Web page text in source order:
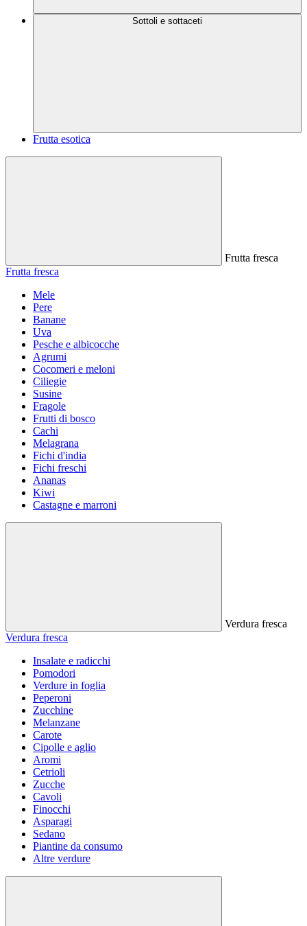
Sottoli e sottaceti
Frutta esotica
Frutta fresca
Frutta fresca
Mele
Pere
Banane
Uva
Pesche e albicocche
Agrumi
Cocomeri e meloni
Ciliegie
Susine
Fragole
Frutti di bosco
Cachi
Melagrana
Fichi d'india
Fichi freschi
Ananas
Kiwi
Castagne e marroni
Verdura fresca
Verdura fresca
Insalate e radicchi
Pomodori
Verdure in foglia
Peperoni
Zucchine
Melanzane
Carote
Cipolle e aglio
Aromi
Cetrioli
Zucche
Cavoli
Finocchi
Asparagi
Sedano
Piantine da consumo
Altre verdure